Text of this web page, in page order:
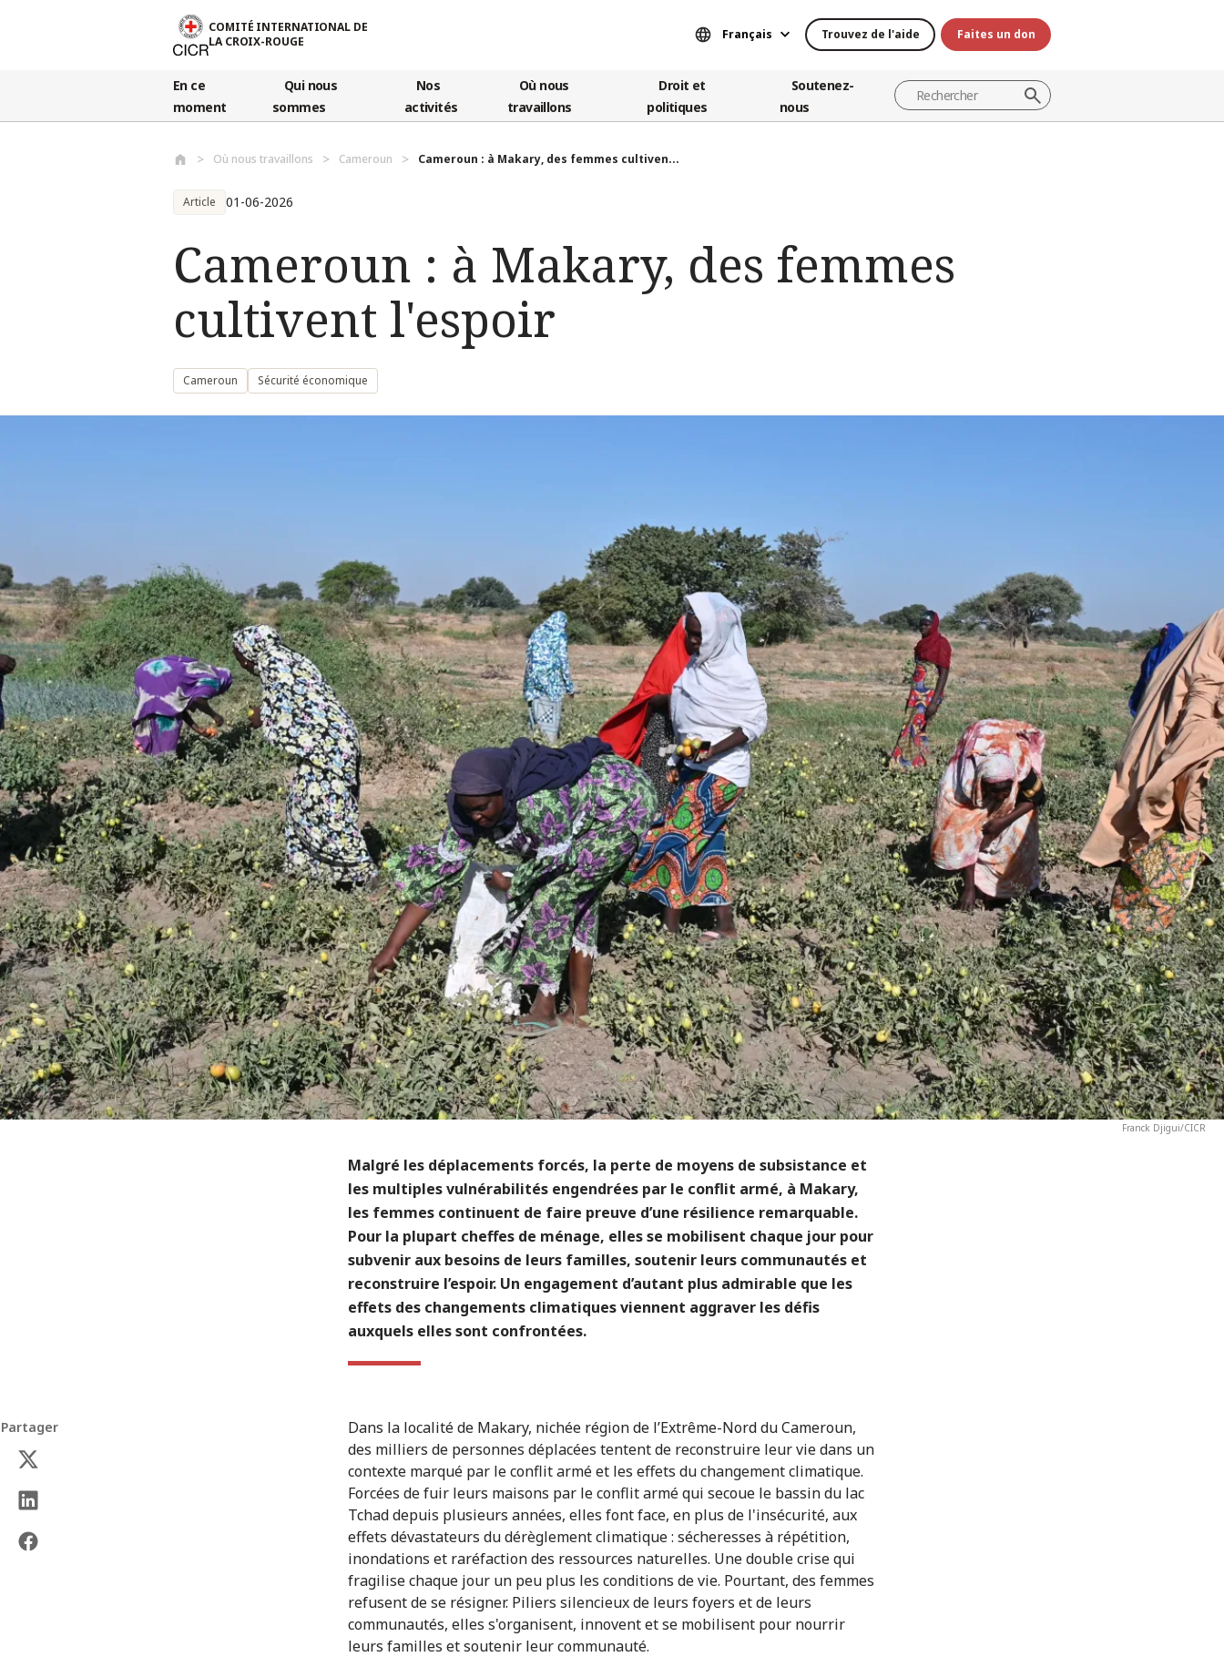
COMITÉ INTERNATIONAL DE
LA CROIX-ROUGE
Français Trouvez de l'aide Faites un don
En ce
moment
Qui nous
sommes
Nos
activités
Où nous
travaillons
Droit et
politiques
Soutenez-
nous
Où nous travaillons Cameroun Cameroun : à Makary, des femmes cultiven...
Article 01-06-2026
Cameroun : à Makary, des femmes
cultivent l'espoir
Cameroun Sécurité économique
Franck Djigui/CICR
Malgré les déplacements forcés, la perte de moyens de subsistance et
les multiples vulnérabilités engendrées par le conflit armé, à Makary,
les femmes continuent de faire preuve d’une résilience remarquable.
Pour la plupart cheffes de ménage, elles se mobilisent chaque jour pour
subvenir aux besoins de leurs familles, soutenir leurs communautés et
reconstruire l’espoir. Un engagement d’autant plus admirable que les
effets des changements climatiques viennent aggraver les défis
auxquels elles sont confrontées.
Partager
Dans la localité de Makary, nichée région de l’Extrême-Nord du Cameroun,
des milliers de personnes déplacées tentent de reconstruire leur vie dans un
contexte marqué par le conflit armé et les effets du changement climatique.
Forcées de fuir leurs maisons par le conflit armé qui secoue le bassin du lac
Tchad depuis plusieurs années, elles font face, en plus de l'insécurité, aux
effets dévastateurs du dérèglement climatique : sécheresses à répétition,
inondations et raréfaction des ressources naturelles. Une double crise qui
fragilise chaque jour un peu plus les conditions de vie. Pourtant, des femmes
refusent de se résigner. Piliers silencieux de leurs foyers et de leurs
communautés, elles s'organisent, innovent et se mobilisent pour nourrir
leurs familles et soutenir leur communauté.